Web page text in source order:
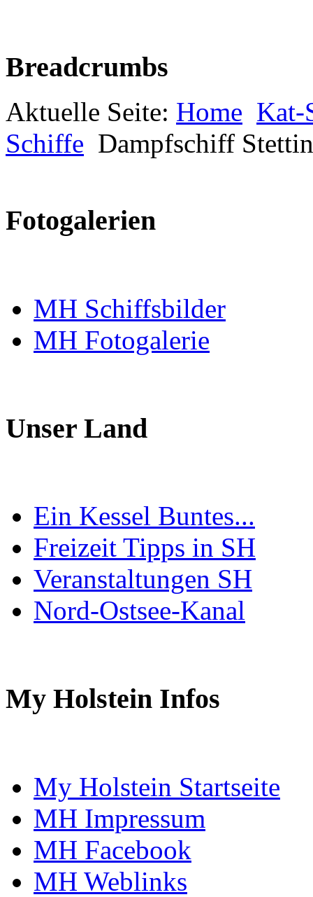
Breadcrumbs
Aktuelle Seite: Home Kat-
Schiffe Dampfschiff Stettin
Fotogalerien
MH Schiffsbilder
MH Fotogalerie
Unser Land
Ein Kessel Buntes...
Freizeit Tipps in SH
Veranstaltungen SH
Nord-Ostsee-Kanal
My Holstein Infos
My Holstein Startseite
MH Impressum
MH Facebook
MH Weblinks